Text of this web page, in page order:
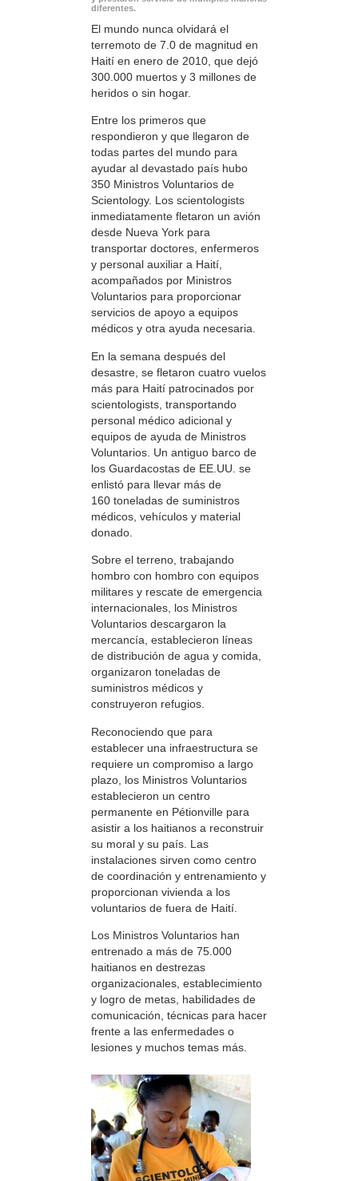
diferentes.
El mundo nunca olvidará el
terremoto de 7.0 de magnitud en
Haití en enero de 2010, que dejó
300.000 muertos y 3 millones de
heridos o sin hogar.
Entre los primeros que
respondieron y que llegaron de
todas partes del mundo para
ayudar al devastado país hubo
350 Ministros Voluntarios de
Scientology. Los scientologists
inmediatamente fletaron un avión
desde Nueva York para
transportar doctores, enfermeros
y personal auxiliar a Haití,
acompañados por Ministros
Voluntarios para proporcionar
servicios de apoyo a equipos
médicos y otra ayuda necesaria.
En la semana después del
desastre, se fletaron cuatro vuelos
más para Haití patrocinados por
scientologists, transportando
personal médico adicional y
equipos de ayuda de Ministros
Voluntarios. Un antiguo barco de
los Guardacostas de EE.UU. se
enlistó para llevar más de
160 toneladas de suministros
médicos, vehículos y material
donado.
Sobre el terreno, trabajando
hombro con hombro con equipos
militares y rescate de emergencia
internacionales, los Ministros
Voluntarios descargaron la
mercancía, establecieron líneas
de distribución de agua y comida,
organizaron toneladas de
suministros médicos y
construyeron refugios.
Reconociendo que para
establecer una infraestructura se
requiere un compromiso a largo
plazo, los Ministros Voluntarios
establecieron un centro
permanente en Pétionville para
asistir a los haitianos a reconstruir
su moral y su país. Las
instalaciones sirven como centro
de coordinación y entrenamiento y
proporcionan vivienda a los
voluntarios de fuera de Haití.
Los Ministros Voluntarios han
entrenado a más de 75.000
haitianos en destrezas
organizacionales, establecimiento
y logro de metas, habilidades de
comunicación, técnicas para hacer
frente a las enfermedades o
lesiones y muchos temas más.